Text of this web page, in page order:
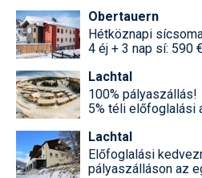
Obertauern
Hétköznapi
4 éj + 3 nap sí: 590
Lachtal
100% pályaszállás!
5% téli előfoglalási
Lachtal
Előfoglalási
pályaszálláson az